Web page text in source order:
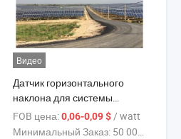
Видео
Датчик горизонтального
наклона для системы
солнечного трекера
FOB цена: 0,06-0,09 $ / watt
Минимальный Заказ: 50 000 watt